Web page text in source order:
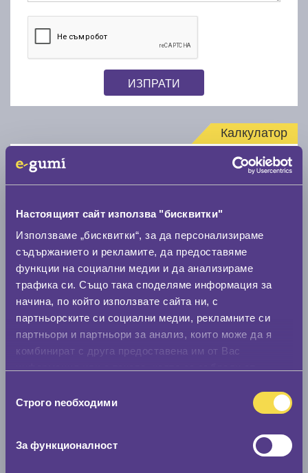
Настоящият сайт използва "бисквитки"
Използваме „бисквитки“, за да персонализираме
съдържанието и рекламите, да предоставяме
функции на социални медии и да анализираме
трафика си. Също така споделяме информация за
начина, по който използвате сайта ни, с
партньорските си социални медии, рекламните си
партньори и партньори за анализ, които може да я
комбинират с друга предоставена им от Вас
наСтрого nеобходими
За функционалност
ИЗПРАТИ
Калкулатор
Нов размер
Стар размер